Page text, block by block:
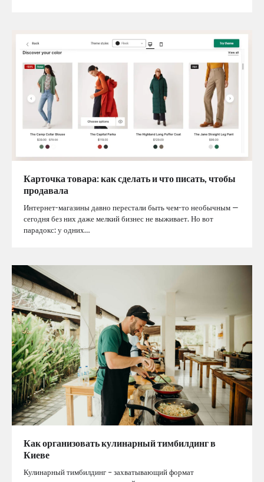
Карточка товара: как сделать и что писать, чтобы
продавала
Интернет-магазины давно перестали быть чем-то необычным —
сегодня без них даже мелкий бизнес не выживает. Но вот
парадокс: у одних…
Как организовать кулинарный тимбилдинг в
Киеве
Кулинарный тимбилдинг – захватывающий формат